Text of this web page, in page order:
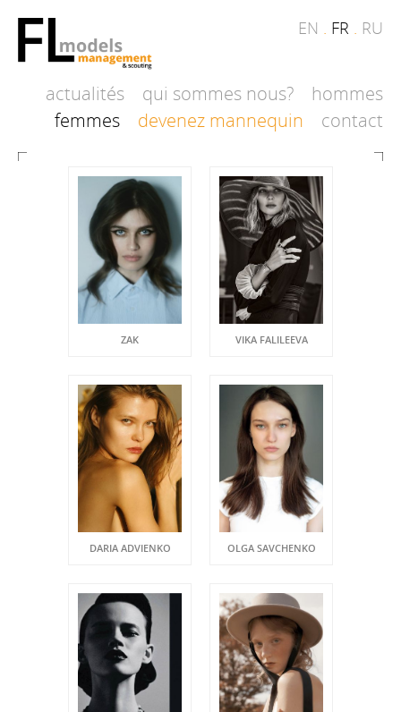
EN . FR . RU
actualités qui sommes nous?
hommes
femmes
devenez mannequin contact
ZAK VIKA FALILEEVA
DARIA ADVIENKO OLGA SAVCHENKO